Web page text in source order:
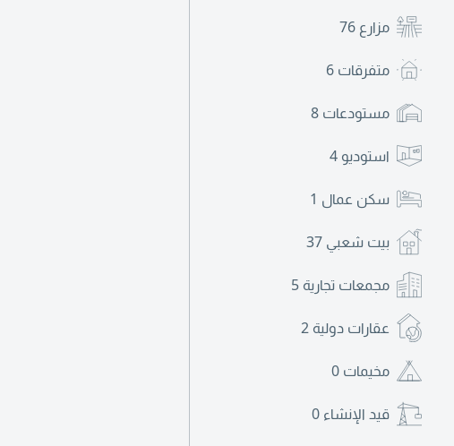
مزارع 76
متفرقات 6
مستودعات 8
استوديو 4
سكن عمال 1
بيت شعبي 37
مجمعات تجارية 5
عقارات دولية 2
مخيمات 0
قيد الإنشاء 0